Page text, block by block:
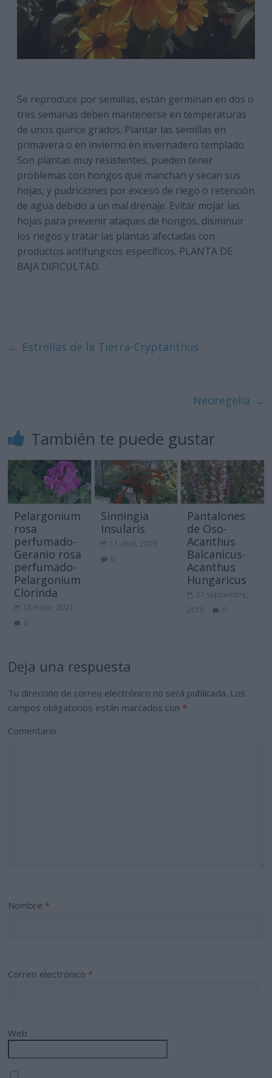
Se reproduce por semillas, están germinan en dos o
tres semanas deben mantenerse en temperaturas
de unos quince grados. Plantar las semillas en
primavera o en invierno en invernadero templado.
Son plantas muy resistentes, pueden tener
problemas con hongos que manchan y secan sus
hojas, y pudriciones por exceso de riego o retención
de agua debido a un mal drenaje. Evitar mojar las
hojas para prevenir ataques de hongos, disminuir
los riegos y tratar las plantas afectadas con
productos antifungicos específicos. PLANTA DE
BAJA DIFICULTAD.
.
.
← Estrellas de la Tierra-Cryptanthus
Neoregelia →
También te puede gustar
Pelargonium
rosa
perfumado-
Geranio rosa
perfumado-
Pelargonium
Clorinda
18 mayo, 2021
0
Sinningia
Insularis
11 abril, 2019
0
Pantalones
de Oso-
Acanthus
Balcanicus-
Acanthus
Hungaricus
27 septiembre,
2019
0
Deja una respuesta
Tu dirección de correo electrónico no será publicada. Los
campos obligatorios están marcados con *
Comentario
Nombre *
Correo electrónico *
Web